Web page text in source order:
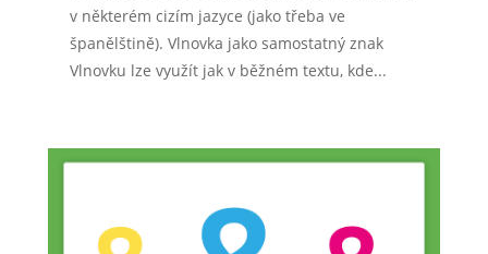
v některém cizím jazyce (jako třeba ve
španělštině). Vlnovka jako samostatný znak
Vlnovku lze využít jak v běžném textu, kde...